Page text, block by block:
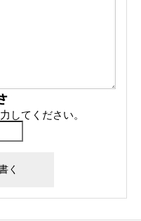
してください。